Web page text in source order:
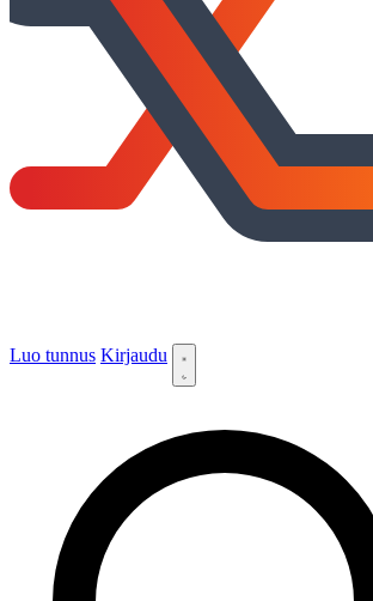
Luo tunnus Kirjaudu